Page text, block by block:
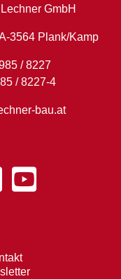
GmbH
3564 Plank/Kamp
/ 8227
/ 8227-4
bau.at